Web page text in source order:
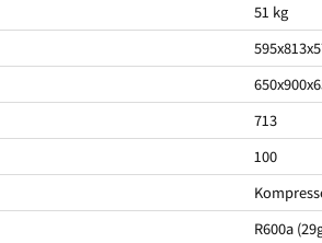
51 kg
713
100
R600a